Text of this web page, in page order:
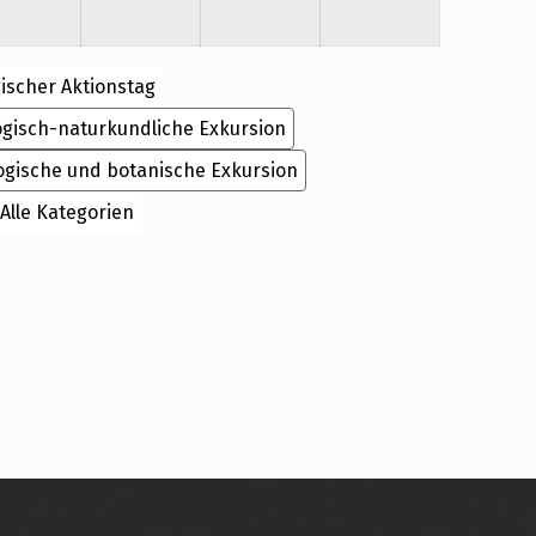
Aktionstag
naturkundliche Exkursion
und botanische Exkursion
Alle Kategorien